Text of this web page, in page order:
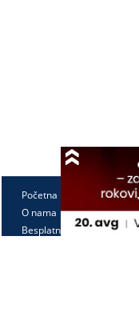
Početna
O nama
Besplatno